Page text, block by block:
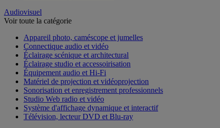
Audiovisuel
Voir toute la catégorie
Appareil photo, caméscope et jumelles
Connectique audio et vidéo
Éclairage scénique et architectural
Éclairage studio et accessoirisation
Équipement audio et Hi-Fi
Matériel de projection et vidéoprojection
Sonorisation et enregistrement professionnels
Studio Web radio et vidéo
Système d'affichage dynamique et interactif
Télévision, lecteur DVD et Blu-ray